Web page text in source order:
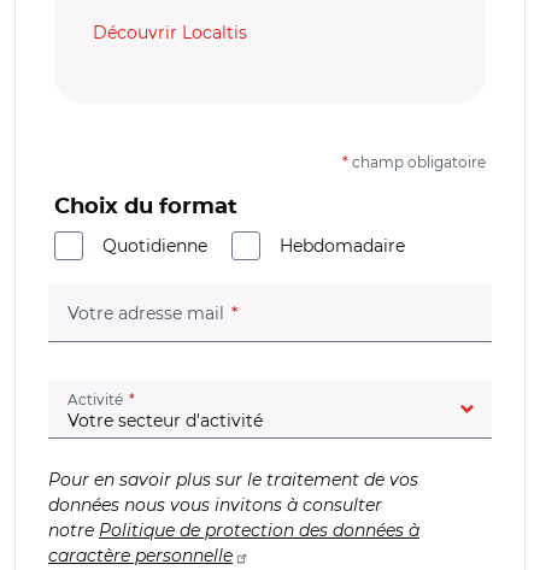
Découvrir Localtis
* champ obligatoire
Choix du format
Quotidienne
Hebdomadaire
Votre adresse mail (champ obligatoire)
Activité (champ obligatoire)
Pour en savoir plus sur le traitement de vos
données nous vous invitons à consulter
notre Politique de protection des données à
caractère personnelle